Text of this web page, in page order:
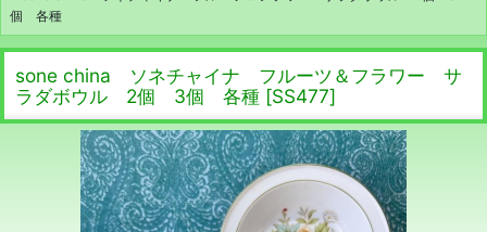
個 各種
sone china ソネチャイナ フルーツ＆フラワー サ
ラダボウル 2個 3個 各種 [SS477]